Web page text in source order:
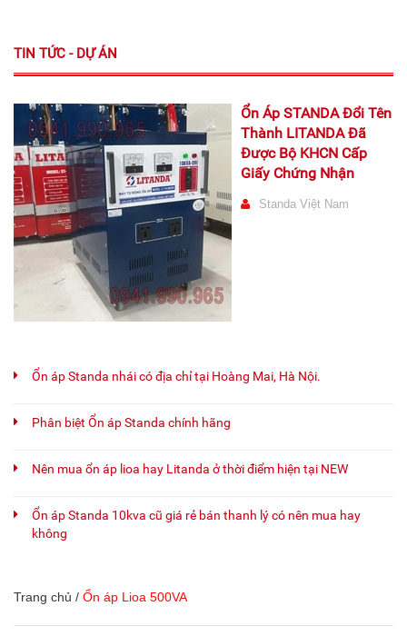
TIN TỨC - DỰ ÁN
Ổn Áp STANDA Đổi Tên
Thành LITANDA Đã
Được Bộ KHCN Cấp
Giấy Chứng Nhận
Standa Việt Nam
Ổn áp Standa nhái có địa chỉ tại Hoàng Mai, Hà Nội.
Phân biệt Ổn áp Standa chính hãng
Nên mua ổn áp lioa hay Litanda ở thời điểm hiện tại NEW
Ổn áp Standa 10kva cũ giá rẻ bán thanh lý có nên mua hay
không
Trang chủ / Ổn áp Lioa 500VA